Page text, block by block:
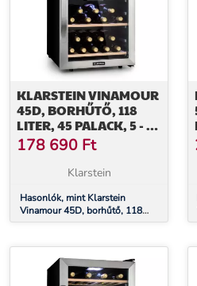
KLARSTEIN VINAMOUR
45D, BORHŰTŐ, 118
LITER, 45 PALACK, 5 - 18
°C, 2 ZÓNA,
ROZSDAMENTES ACÉL
178 690 Ft
Klarstein
Hasonlók, mint Klarstein
Vinamour 45D, borhűtő, 118
liter, 45 palack, 5 - 18 °C, 2